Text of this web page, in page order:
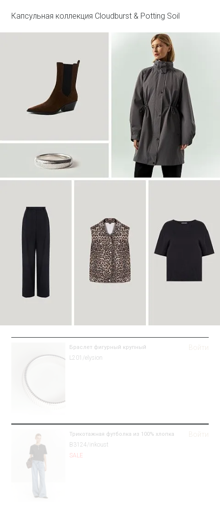
Платье-рубашка макси с принтом
PL1644/haku
SALE
Лонгслив из 100% хлопка
SALE
Войти
Капсульная коллекция Cloudburst & Potting Soil
Браслет фигурный крупный
L201/elysion
Войти
Трикотажная футболка из 100% хлопка
B3124/inkoust
SALE
Войти